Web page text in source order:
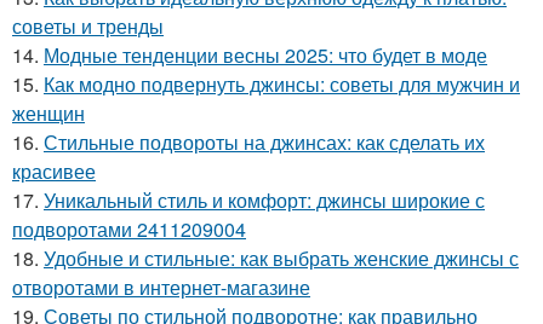
советы и тренды
14. Модные тенденции весны 2025: что будет в моде
15. Как модно подвернуть джинсы: советы для мужчин и
женщин
16. Стильные подвороты на джинсах: как сделать их
красивее
17. Уникальный стиль и комфорт: джинсы широкие с
подворотами 2411209004
18. Удобные и стильные: как выбрать женские джинсы с
отворотами в интернет-магазине
19. Советы по стильной подворотне: как правильно